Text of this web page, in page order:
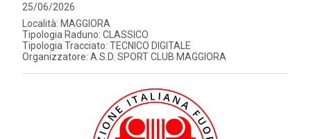
25/06/2026
Località: MAGGIORA
Tipologia Raduno: CLASSICO
Tipologia Tracciato: TECNICO DIGITALE
Organizzatore: A.S.D. SPORT CLUB MAGGIORA